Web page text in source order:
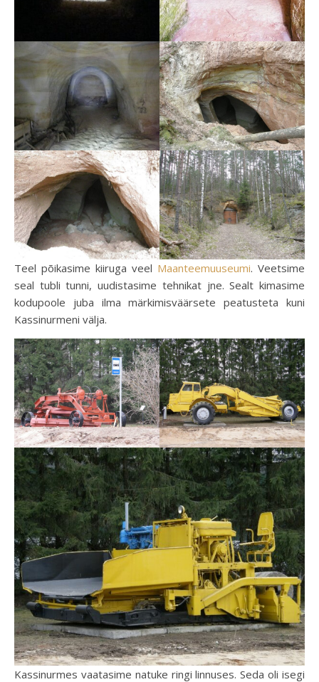
Teel põikasime kiiruga veel Maanteemuuseumi. Veetsime
seal tubli tunni, uudistasime tehnikat jne. Sealt kimasime
kodupoole juba ilma märkimisväärsete peatusteta kuni
Kassinurmeni välja.
Kassinurmes vaatasime natuke ringi linnuses. Seda oli isegi